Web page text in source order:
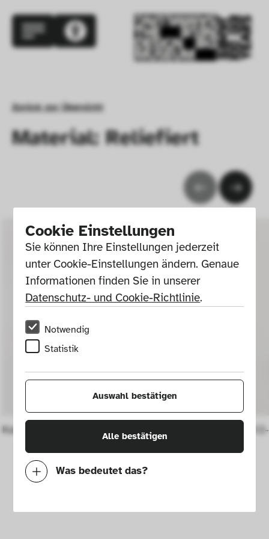
Cookie Einstellungen
Sie können Ihre Einstellungen jederzeit
unter Cookie-Einstellungen ändern. Genaue
Informationen finden Sie in unserer
Datenschutz- und Cookie-Richtlinie.
Notwendig
Statistik
Auswahl bestätigen
Alle bestätigen
Was bedeutet das?
Mit diesen Cookies können wir durch
Zurück zur Übersicht
Material: Reliefiert
Kanne (Krug) mit Deckel Nr. 1729
Bierkrug (1/